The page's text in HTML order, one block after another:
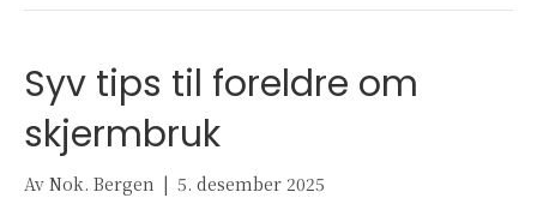
Syv tips til foreldre om
skjermbruk
Av Nok. Bergen | 5. desember 2025